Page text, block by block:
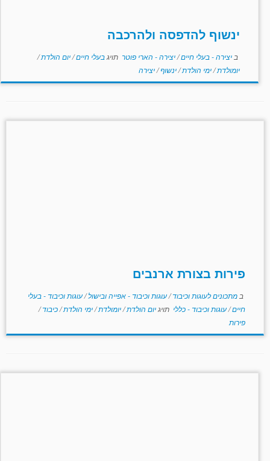
ינשוף להדפסה ולהרכבה
ב יצירה - בעלי חיים/יצירה - הארי פוטר תויגבעלי חיים/יום הולדת/
יומולדת/ימי הולדת/ינשוף/יצירה
פירות בצורת ארנבים
ב מתכונים לעוגות וכיבוד/עוגות וכיבוד - אפייה ובישול/עוגות וכיבוד - בעלי
חיים/עוגות וכיבוד - כללי תויגיום הולדת/יומולדת/ימי הולדת/כיבוד/
פירות